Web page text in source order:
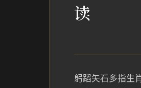
读
躬蹈矢石多指生